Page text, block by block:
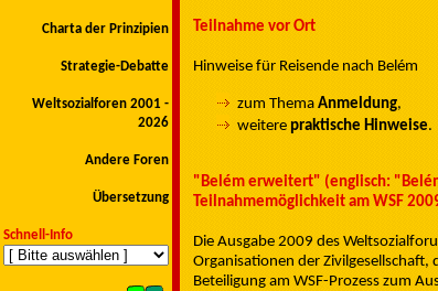
Charta der Prinzipien
Strategie-Debatte
Weltsozialforen 2001 -
2026
Andere Foren
Übersetzung
Schnell-Info
Teilnahme vor Ort
Hinweise für Reisende nach Belém
zum Thema Anmeldung,
weitere praktische Hinweise.
"Belém erweitert" (englisch:
Teilnahmemöglichkeit am WSF
Die Ausgabe 2009 des
Organisationen der Zivilgesellschaft,
Beteiligung am WSF-Prozess zum